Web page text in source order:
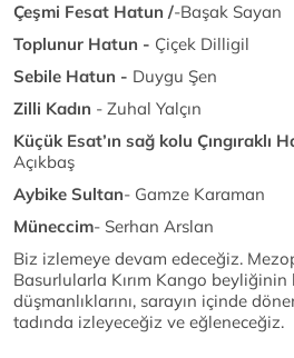
Çeşmi Fesat Hatun /-Başak Sayan
Toplunur Hatun - Çiçek Dilligil
Sebile Hatun - Duygu Şen
Zilli Kadın - Zuhal Yalçın
Küçük Esat’ın sağ kolu Çıngıraklı
Açıkbaş
Aybike Sultan- Gamze Karaman
Müneccim- Serhan Arslan
Biz izlemeye devam edeceğiz.
Basurlularla Kırım Kango beyliğinin
düşmanlıklarını, sarayın içinde
tadında izleyeceğiz ve eğleneceğiz.